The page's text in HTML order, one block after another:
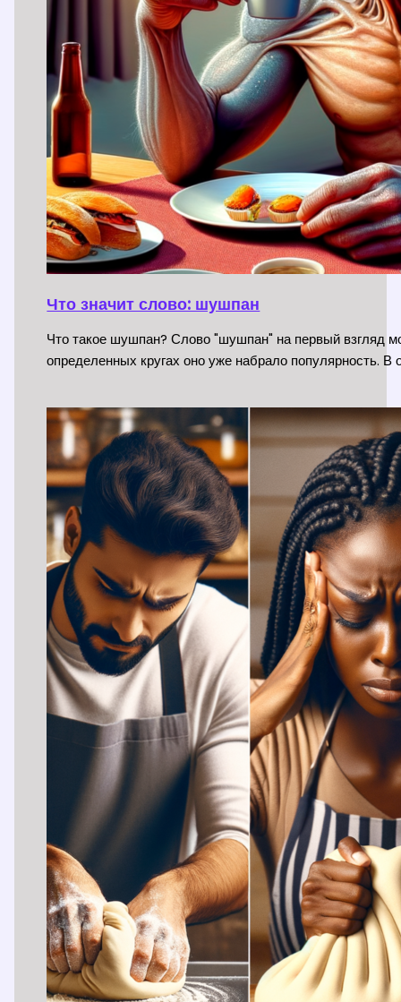
Что значит слово: шушпан
Что такое шушпан? Слово "шушпан" на первый взгляд
определенных кругах оно уже набрало популярность.